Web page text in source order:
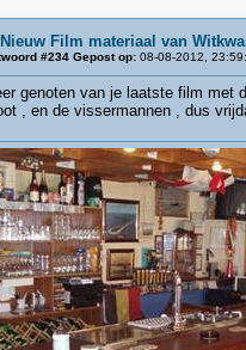
Nieuw Film materiaal van
#234 Gepost op: 08-08-2012,
genoten van je laatste film met
, en de vissermannen , dus